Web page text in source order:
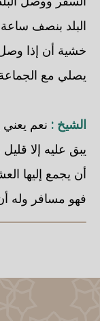
البلد بنصف ساعة
خشية أن إذا وصل
يصلي مع
الشيخ : نعم
يبق عليه إلا
أن يجمع إليها
فهو مسافر وله